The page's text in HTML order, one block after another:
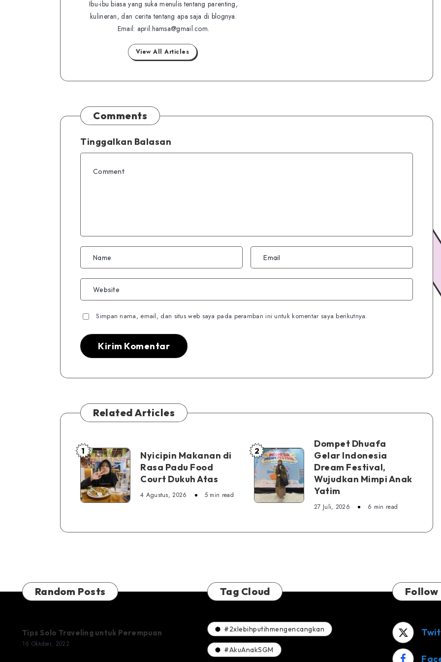
on
Twitter
on
Facebook
Ibu-ibu biasa yang suka menulis tentang parenting,
kulineran, dan cerita tentang apa saja di blognya.
Email: april.hamsa@gmail.com.
View All Articles
Comments
Tinggalkan Balasan
Simpan nama, email, dan situs web saya pada peramban ini untuk komentar saya berikutnya.
Related Articles
Nyicipin
Makanan
di
Rasa
1
Nyicipin Makanan di
Rasa Padu Food
Court Dukuh Atas
4 Agustus, 2026 5 min read
Dompet
Dhuafa
Gelar
Indonesia
2
Dompet Dhuafa
Gelar Indonesia
Dream Festival,
Wujudkan Mimpi Anak
Yatim
27 Juli, 2026 6 min read
Random Posts
Tips Solo Traveling untuk Perempuan
16 Oktober, 2022
Tag Cloud
#2xlebihputihmengencangkan
#AkuAnakSGM
Follow